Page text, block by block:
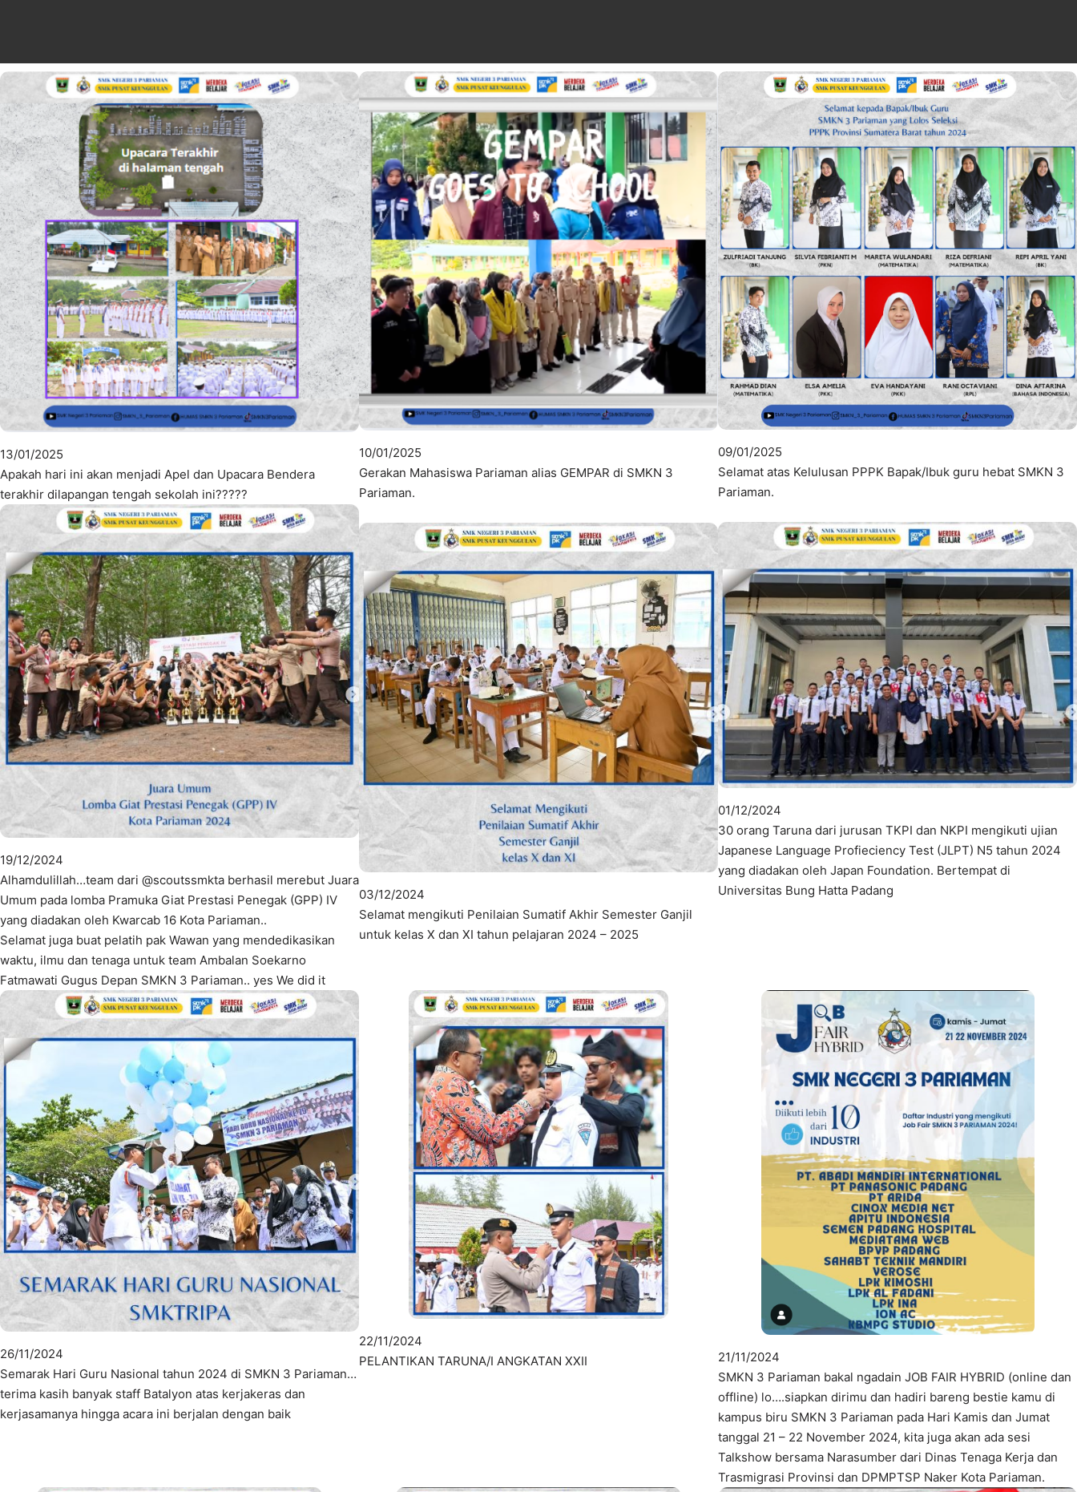
13/01/2025
Apakah hari ini akan menjadi Apel dan Upacara Bendera
terakhir dilapangan tengah sekolah ini?????
19/12/2024
Alhamdulillah…team dari @scoutssmkta berhasil merebut Juara
Umum pada lomba Pramuka Giat Prestasi Penegak (GPP) IV
yang diadakan oleh Kwarcab 16 Kota Pariaman..
Selamat juga buat pelatih pak Wawan yang mendedikasikan
waktu, ilmu dan tenaga untuk team Ambalan Soekarno
Fatmawati Gugus Depan SMKN 3 Pariaman.. yes We did it
10/01/2025
Gerakan Mahasiswa Pariaman alias GEMPAR di SMKN 3
Pariaman.
03/12/2024
Selamat mengikuti Penilaian Sumatif Akhir Semester Ganjil
untuk kelas X dan XI tahun pelajaran 2024 – 2025
09/01/2025
Selamat atas Kelulusan PPPK Bapak/Ibuk guru hebat SMKN 3
Pariaman.
01/12/2024
30 orang Taruna dari jurusan TKPI dan NKPI mengikuti ujian
Japanese Language Profieciency Test (JLPT) N5 tahun 2024
yang diadakan oleh Japan Foundation. Bertempat di
Universitas Bung Hatta Padang
26/11/2024
Semarak Hari Guru Nasional tahun 2024 di SMKN 3 Pariaman…
terima kasih banyak staff Batalyon atas kerjakeras dan
kerjasamanya hingga acara ini berjalan dengan baik
22/11/2024
PELANTIKAN TARUNA/I ANGKATAN XXII
21/11/2024
SMKN 3 Pariaman bakal ngadain JOB FAIR HYBRID (online dan
offline) lo….siapkan dirimu dan hadiri bareng bestie kamu di
kampus biru SMKN 3 Pariaman pada Hari Kamis dan Jumat
tanggal 21 – 22 November 2024, kita juga akan ada sesi
Talkshow bersama Narasumber dari Dinas Tenaga Kerja dan
Trasmigrasi Provinsi dan DPMPTSP Naker Kota Pariaman.